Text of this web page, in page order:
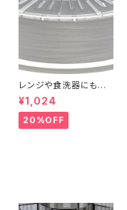
レンジや食洗器にも対
応した『Centaur PP』：
お試しサンプル 10M
¥1,024
20%OFF